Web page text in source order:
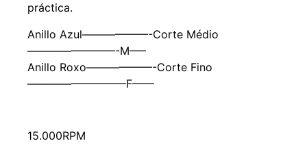
práctica.
Anillo Azul——————-Corte Médio
————————-M—–
Anillo Roxo——————-Corte Fino
—————————F——
15.000RPM